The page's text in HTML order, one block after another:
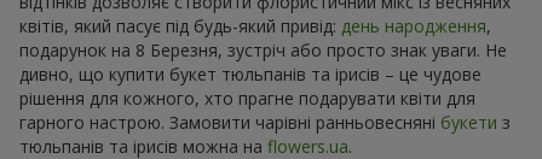
квітів, який пасує під будь-який привід: день народження,
подарунок на 8 Березня, зустріч або просто знак уваги. Не
дивно, що купити букет тюльпанів та ірисів – це чудове
рішення для кожного, хто прагне подарувати квіти для
гарного настрою. Замовити чарівні ранньовесняні букети з
тюльпанів та ірисів можна на flowers.ua.